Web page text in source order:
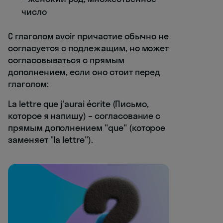
число
С глаголом avoir причастие обычно не
согласуется с подлежащим, но может
согласовываться с прямым
дополнением, если оно стоит перед
глаголом:
La lettre que j'aurai écrite (Письмо,
которое я напишу) – согласование с
прямым дополнением "que" (которое
заменяет "la lettre").